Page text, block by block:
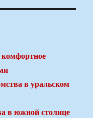
в уральском
в южной столице